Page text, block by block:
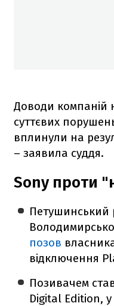
Доводи компаній
суттєвих
вплинули на
– заявила суддя.
Sony проти
Петушинський
позов
відключення
Позивачем
Digital Edition,